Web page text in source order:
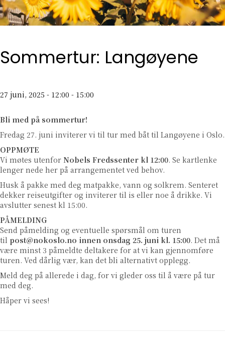
Sommertur: Langøyene
27 juni, 2025 - 12:00 - 15:00
Bli med på sommertur!
Fredag 27. juni inviterer vi til tur med båt til Langøyene i Oslo.
OPPMØTE
Vi møtes utenfor Nobels Fredssenter kl 12:00. Se kartlenke
lenger nede her på arrangementet ved behov.
Husk å pakke med deg matpakke, vann og solkrem. Senteret
dekker reiseutgifter og inviterer til is eller noe å drikke. Vi
avslutter senest kl 15:00.
PÅMELDING
Send påmelding og eventuelle spørsmål om turen
til post@nokoslo.no innen onsdag 25. juni kl. 15:00. Det må
være minst 3 påmeldte deltakere for at vi kan gjennomføre
turen. Ved dårlig vær, kan det bli alternativt opplegg.
Meld deg på allerede i dag, for vi gleder oss til å være på tur
med deg.
Håper vi sees!